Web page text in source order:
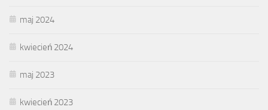
maj 2024
kwiecień 2024
maj 2023
kwiecień 2023